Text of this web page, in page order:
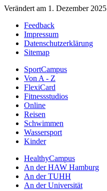
Verändert am 1. Dezember 2025
Feedback
Impressum
Datenschutzerklärung
Sitemap
SportCampus
Von A - Z
FlexiCard
Fitnessstudios
Online
Reisen
Schwimmen
Wassersport
Kinder
HealthyCampus
An der HAW Hamburg
An der TUHH
An der Universität